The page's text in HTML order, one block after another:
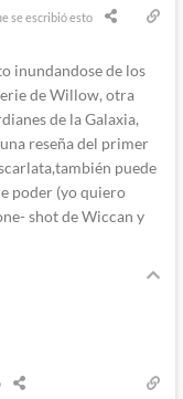
se escribió esto
inundandose de los
de Willow, otra
de la Galaxia,
reseña del primer
puede
poder (yo quiero
shot de Wiccan y